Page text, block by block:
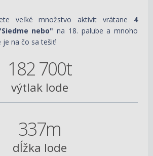
veľké množstvo aktivít vrátane 4
nebo" na 18. palube a mnoho
je na čo sa tešiť!
182 700t
výtlak lode
337m
dĺžka lode